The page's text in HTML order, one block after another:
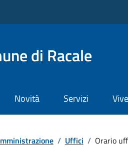
di Racale
Novità Servizi
/ Uffici / Orario